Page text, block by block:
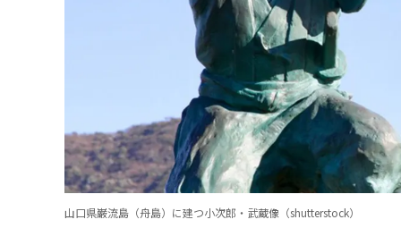
山口県巌流島（舟島）に建つ小次郎・武蔵像（shutterstock）